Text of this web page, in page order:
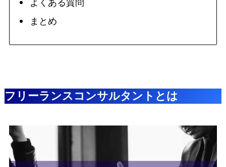
よくある質問
まとめ
フリーランスコンサルタントとは